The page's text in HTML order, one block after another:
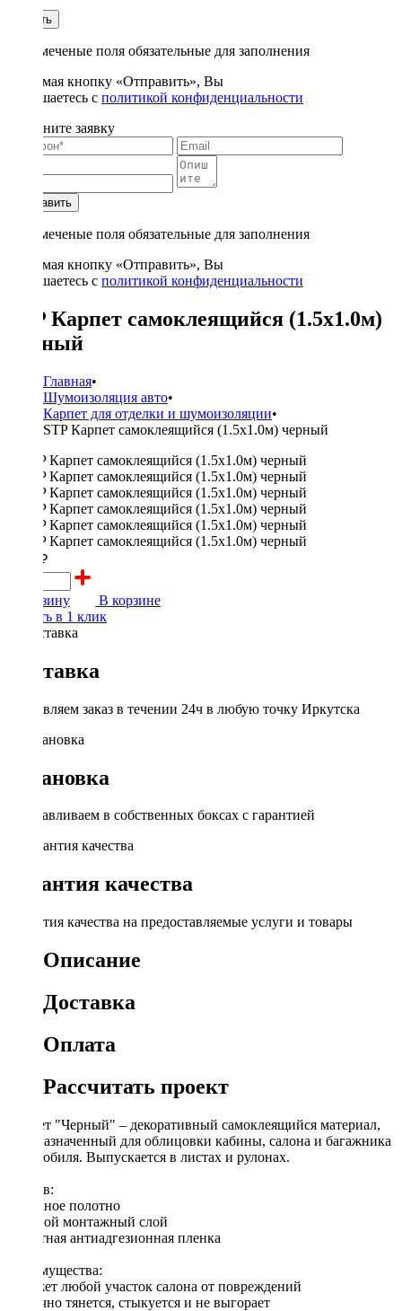
Купить
* - отмеченые поля обязательные для заполнения
Нажимая кнопку «Отправить», Вы
соглашаетесь с политикой конфиденциальности
Заполните заявку
Отправить
* - отмеченые поля обязательные для заполнения
Нажимая кнопку «Отправить», Вы
соглашаетесь с политикой конфиденциальности
STP Карпет самоклеящийся (1.5х1.0м)
черный
Главная•
Шумоизоляция авто•
Карпет для отделки и шумоизоляции•
STP Карпет самоклеящийся (1.5х1.0м) черный
1300 ₽
В корзину
В корзине
Купить в 1 клик
Доставка
Доставляем заказ в течении 24ч в любую точку Иркутска
Установка
Устанавливаем в собственных боксах с гарантией
Гарантия качества
Гарантия качества на предоставляемые услуги и товары
Описание
Доставка
Оплата
Рассчитать проект
Карпет "Черный" – декоративный самоклеящийся материал,
предназначенный для облицовки кабины, салона и багажника
автомобиля. Выпускается в листах и рулонах.
Cостав:
Нетканое полотно
Клеевой монтажный слой
Защитная антиадгезионная пленка
Преимущества:
Бережет любой участок салона от повреждений
Отлично тянется, стыкуется и не выгорает